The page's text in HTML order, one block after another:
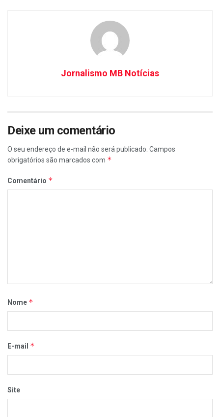
Jornalismo MB Notícias
Deixe um comentário
O seu endereço de e-mail não será publicado. Campos
obrigatórios são marcados com *
Comentário *
Nome *
E-mail *
Site